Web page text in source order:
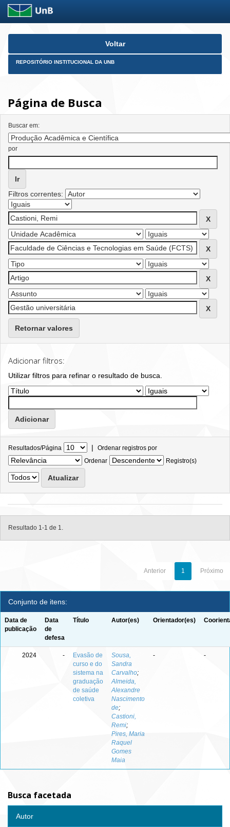
Skip
Voltar
REPOSITÓRIO INSTITUCIONAL DA UNB
Página de Busca
Buscar em:
por
Filtros correntes:
Retornar valores
Adicionar filtros:
Utilizar filtros para refinar o resultado de busca.
Resultados/Página | Ordenar registros por
Ordenar
Registro(s)
Resultado 1-1 de 1.
Anterior 1 Próximo
Conjunto de itens:
Data de
publicação
Data
de
defesa
Título Autor(es) Orientador(es)
2024 -
Evasão de
curso e do
sistema na
graduação
de saúde
coletiva
Sousa,
Sandra
Carvalho;
Almeida,
Alexandre
Nascimento
de;
Castioni,
Remi;
Pires, Maria
Raquel
Gomes
Maia
- -
Busca facetada
Autor